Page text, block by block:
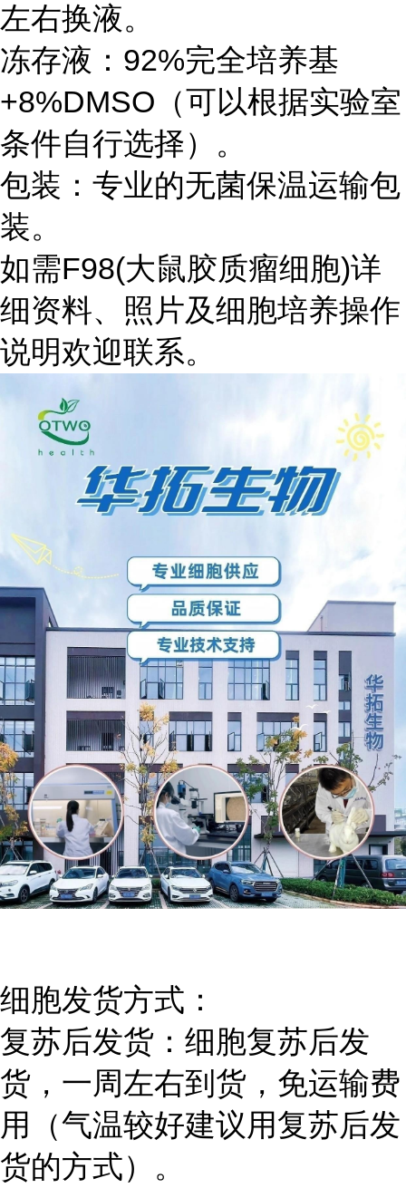
左右换液。
冻存液：92%完全培养基
+8%DMSO（可以根据实验室
条件自行选择）。
包装：专业的无菌保温运输包
装。
如需F98(大鼠胶质瘤细胞)详
细资料、照片及细胞培养操作
说明欢迎联系。
细胞发货方式：
复苏后发货：细胞复苏后发
货，一周左右到货，免运输费
用（气温较好建议用复苏后发
货的方式）。